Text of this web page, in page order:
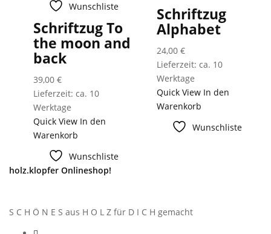
Wunschliste
Schriftzug To
the moon and
back
39,00 €
Lieferzeit: ca. 10
Werktage
Quick View In den
Warenkorb
Wunschliste
Schriftzug
Alphabet
24,00 €
Lieferzeit: ca. 10
Werktage
Quick View In den
Warenkorb
Wunschliste
holz.klopfer Onlineshop!
S C H Ö N E S aus H O L Z für D I C H gemacht